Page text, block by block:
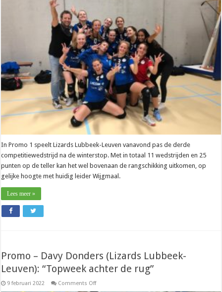
Leuven):
“Hopelijk
staan
we
er
tegen
april
wel”
In Promo 1 speelt Lizards Lubbeek-Leuven vanavond pas de derde
competitiewedstrijd na de winterstop. Met in totaal 11 wedstrijden en 25
punten op de teller kan het wel bovenaan de rangschikking uitkomen, op
gelijke hoogte met huidig leider Wijgmaal.
Lees meer »
Promo – Davy Donders (Lizards Lubbeek-
Leuven): “Topweek achter de rug”
9 februari 2022 Comments Offon